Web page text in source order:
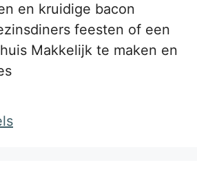
en kruidige bacon
feesten of een
Makkelijk te maken en